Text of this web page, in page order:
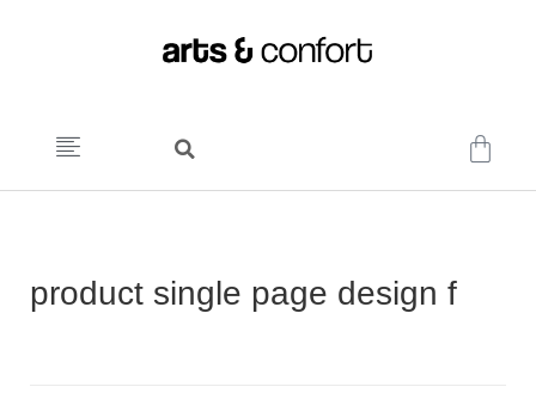
product single page design f